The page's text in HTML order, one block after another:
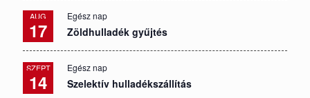
AUG
17
Egész nap
Zöldhulladék gyűjtés
SZEPT
14
Egész nap
Szelektív hulladékszállítás